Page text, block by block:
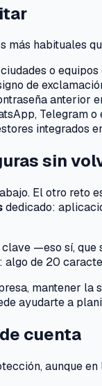
habituales
o
de
anterior
Telegram
integrados
sin
El otro reto
dedicado:
—eso sí,
algo de 20
mantener
ayudarte a
cuenta
aunque